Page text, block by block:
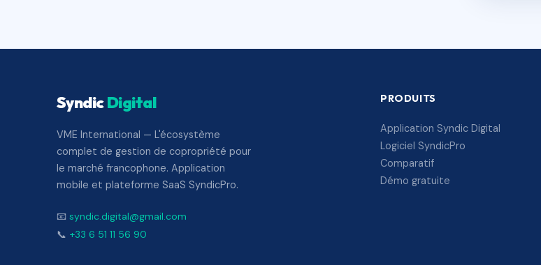
SyndicDigital
VME International — L'écosystème
complet de gestion de copropriété pour
le marché francophone. Application
mobile et plateforme SaaS SyndicPro.
📧 syndic.digital@gmail.com
📞 +33 6 51 11 56 90
PRODUITS
Application Syndic Digital
Logiciel SyndicPro
Comparatif
Démo gratuite